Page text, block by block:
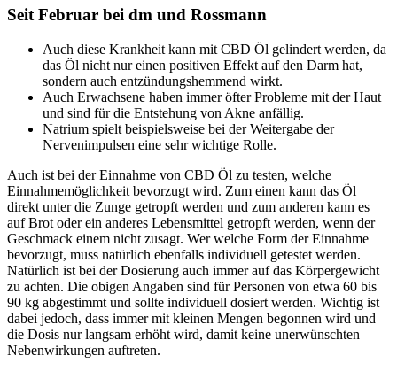
Seit Februar bei dm und Rossmann
Auch diese Krankheit kann mit CBD Öl gelindert werden, da
das Öl nicht nur einen positiven Effekt auf den Darm hat,
sondern auch entzündungshemmend wirkt.
Auch Erwachsene haben immer öfter Probleme mit der Haut
und sind für die Entstehung von Akne anfällig.
Natrium spielt beispielsweise bei der Weitergabe der
Nervenimpulsen eine sehr wichtige Rolle.
Auch ist bei der Einnahme von CBD Öl zu testen, welche
Einnahmemöglichkeit bevorzugt wird. Zum einen kann das Öl
direkt unter die Zunge getropft werden und zum anderen kann es
auf Brot oder ein anderes Lebensmittel getropft werden, wenn der
Geschmack einem nicht zusagt. Wer welche Form der Einnahme
bevorzugt, muss natürlich ebenfalls individuell getestet werden.
Natürlich ist bei der Dosierung auch immer auf das Körpergewicht
zu achten. Die obigen Angaben sind für Personen von etwa 60 bis
90 kg abgestimmt und sollte individuell dosiert werden. Wichtig ist
dabei jedoch, dass immer mit kleinen Mengen begonnen wird und
die Dosis nur langsam erhöht wird, damit keine unerwünschten
Nebenwirkungen auftreten.